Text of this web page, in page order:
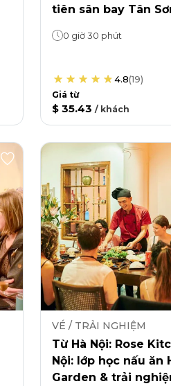
tiên sân bay Tân
0 giờ 30 phút
4.8(19)
Giá từ
$ 35.43 / khách
VÉ / TRẢI NGHIỆM
Từ Hà Nội: Rose
Nội: lớp học nấu ăn
Garden & trải